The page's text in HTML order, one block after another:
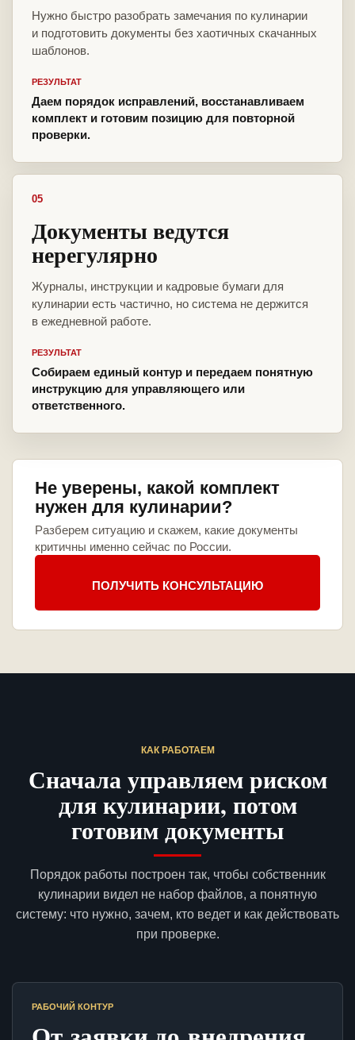
Нужно быстро разобрать замечания по кулинарии
и подготовить документы без хаотичных скачанных
шаблонов.
РЕЗУЛЬТАТ
Даем порядок исправлений, восстанавливаем
комплект и готовим позицию для повторной
проверки.
05
Документы ведутся
нерегулярно
Журналы, инструкции и кадровые бумаги для
кулинарии есть частично, но система не держится
в ежедневной работе.
РЕЗУЛЬТАТ
Собираем единый контур и передаем понятную
инструкцию для управляющего или
ответственного.
Не уверены, какой комплект
нужен для кулинарии?
Разберем ситуацию и скажем, какие документы
критичны именно сейчас по России.
ПОЛУЧИТЬ КОНСУЛЬТАЦИЮ
КАК РАБОТАЕМ
Сначала управляем риском
для кулинарии, потом
готовим документы
Порядок работы построен так, чтобы собственник
кулинарии видел не набор файлов, а понятную
систему: что нужно, зачем, кто ведет и как действовать
при проверке.
РАБОЧИЙ КОНТУР